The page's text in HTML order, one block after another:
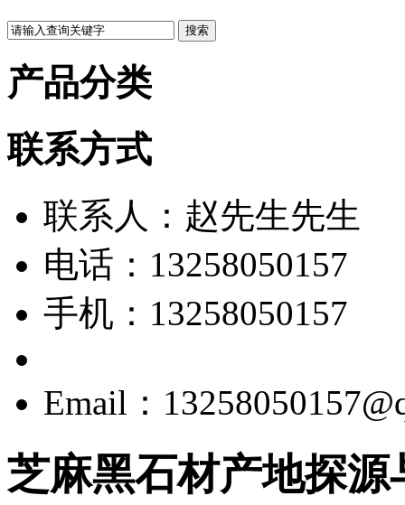
产品分类
联系方式
联系人：赵先生先生
电话：13258050157
手机：13258050157
Email：
芝麻黑石材产地探